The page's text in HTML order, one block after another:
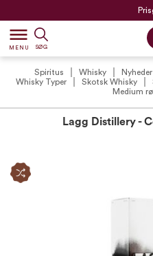
dehaze
MENU SØG
Spiritus Whisky
Whisky Typer
Skotsk Whisky
Medium
Lagg Distillery -